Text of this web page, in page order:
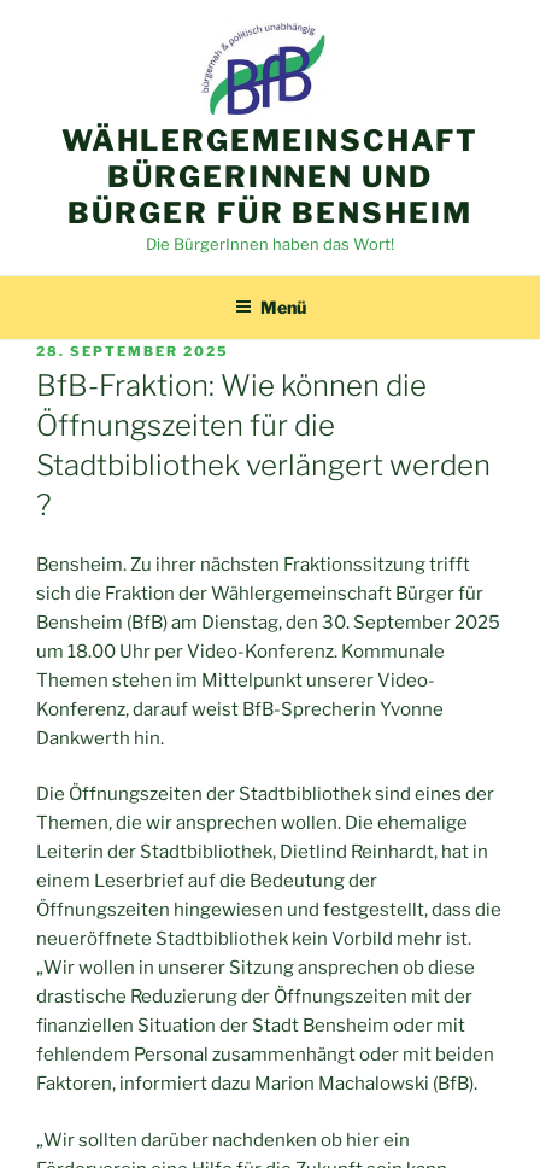
WÄHLERGEMEINSCHAFT
BÜRGERINNEN UND
BÜRGER FÜR BENSHEIM
Die BürgerInnen haben das Wort!
Menü
VERÖFFENTLICHT
AM
28. SEPTEMBER 2025
BfB-Fraktion: Wie können die
Öffnungszeiten für die
Stadtbibliothek verlängert werden
?
Bensheim. Zu ihrer nächsten Fraktionssitzung trifft
sich die Fraktion der Wählergemeinschaft Bürger für
Bensheim (BfB) am Dienstag, den 30. September 2025
um 18.00 Uhr per Video-Konferenz. Kommunale
Themen stehen im Mittelpunkt unserer Video-
Konferenz, darauf weist BfB-Sprecherin Yvonne
Dankwerth hin.
Die Öffnungszeiten der Stadtbibliothek sind eines der
Themen, die wir ansprechen wollen. Die ehemalige
Leiterin der Stadtbibliothek, Dietlind Reinhardt, hat in
einem Leserbrief auf die Bedeutung der
Öffnungszeiten hingewiesen und festgestellt, dass die
neueröffnete Stadtbibliothek kein Vorbild mehr ist.
„Wir wollen in unserer Sitzung ansprechen ob diese
drastische Reduzierung der Öffnungszeiten mit der
finanziellen Situation der Stadt Bensheim oder mit
fehlendem Personal zusammenhängt oder mit beiden
Faktoren, informiert dazu Marion Machalowski (BfB).
„Wir sollten darüber nachdenken ob hier ein